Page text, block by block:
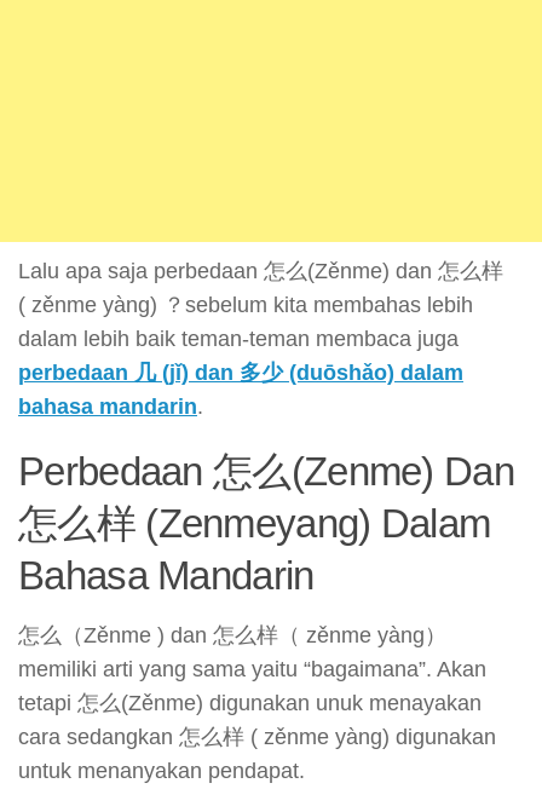
Lalu apa saja perbedaan 怎么(Zěnme) dan 怎么样
( zěnme yàng) ？sebelum kita membahas lebih
dalam lebih baik teman-teman membaca juga
perbedaan 几 (jǐ) dan 多少 (duōshǎo) dalam
bahasa mandarin.
Perbedaan 怎么(Zenme) Dan
怎么样 (Zenmeyang) Dalam
Bahasa Mandarin
怎么（Zěnme ) dan 怎么样（ zěnme yàng）
memiliki arti yang sama yaitu “bagaimana”. Akan
tetapi 怎么(Zěnme) digunakan unuk menayakan
cara sedangkan 怎么样 ( zěnme yàng) digunakan
untuk menanyakan pendapat.